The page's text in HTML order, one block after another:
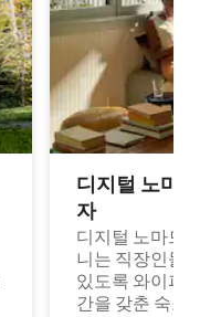
디지털 노마
자
디지털 노마드
니는 직장인들
있도록 와이파
간을 갖춘 숙소